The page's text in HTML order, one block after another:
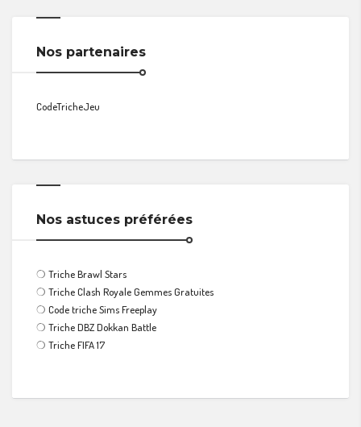
Nos partenaires
CodeTricheJeu
Nos astuces préférées
❍ Triche Brawl Stars
❍ Triche Clash Royale Gemmes Gratuites
❍ Code triche Sims Freeplay
❍ Triche DBZ Dokkan Battle
❍ Triche FIFA 17